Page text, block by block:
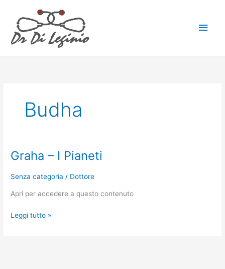
contenuto
Budha
Graha – I Pianeti
Senza categoria / Dottore
Apri per accedere a questo contenuto
Graha
I
Leggi tutto »